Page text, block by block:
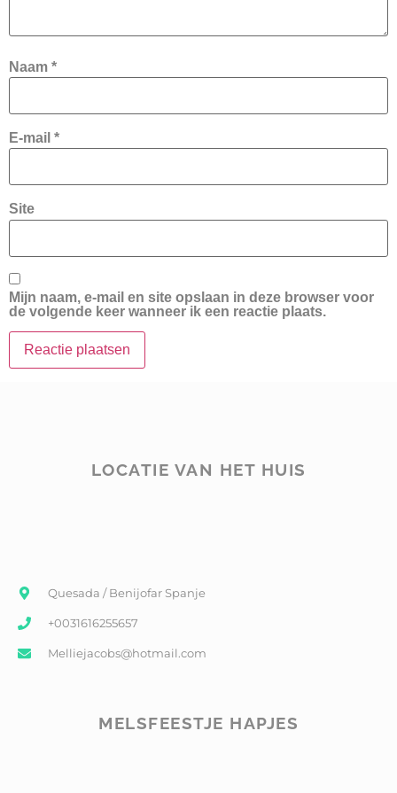
Naam *
E-mail *
Site
Mijn naam, e-mail en site opslaan in deze browser voor
de volgende keer wanneer ik een reactie plaats.
LOCATIE VAN HET HUIS
Quesada / Benijofar Spanje
+0031616255657
Melliejacobs@hotmail.com
MELSFEESTJE HAPJES